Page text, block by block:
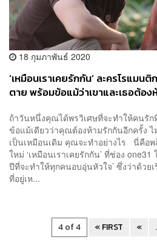
18 กุมภาพันธ์ 2020
‘เหมือนเราเคยรักกัน’ ละครโรแม
ตาย พร้อมข้อแม้ว่าเขาและเธอต้อ
ถ้าวันหนึ่งคุณได้พรวิเศษที่จะทำให้คนรั
ข้อแม้เดียวว่าคุณต้องห้ามรักกันอีกครั้ง
เป็นเหมือนเดิม คุณจะทำอย่างไร นี่คือพ
ใหม่ ‘เหมือนเราเคยรักกัน’ ที่ช่อง
ปีที่จะทำให้ทุกคนอบอุ่นหัวใจ’ ซึ่งว่าด้วย
ที่อยู่เห...
4 of 4 « FIRST «